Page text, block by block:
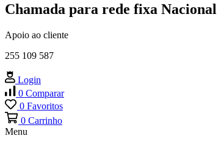
Chamada para rede fixa Nacional
Apoio ao cliente
255 109 587
Login
0 Comparar
0 Favoritos
0 Carrinho
Menu